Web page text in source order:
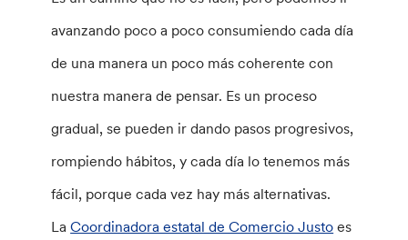
avanzando poco a poco consumiendo cada día
de una manera un poco más coherente con
nuestra manera de pensar. Es un proceso
gradual, se pueden ir dando pasos progresivos,
rompiendo hábitos, y cada día lo tenemos más
fácil, porque cada vez hay más alternativas.
LaCoordinadora estatal de Comercio Justo es